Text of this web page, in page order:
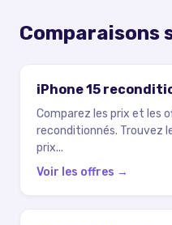
Comparaisons
iPhone 15
Comparez les prix et les
reconditionnés. Trouvez
prix...
Voir les offres →